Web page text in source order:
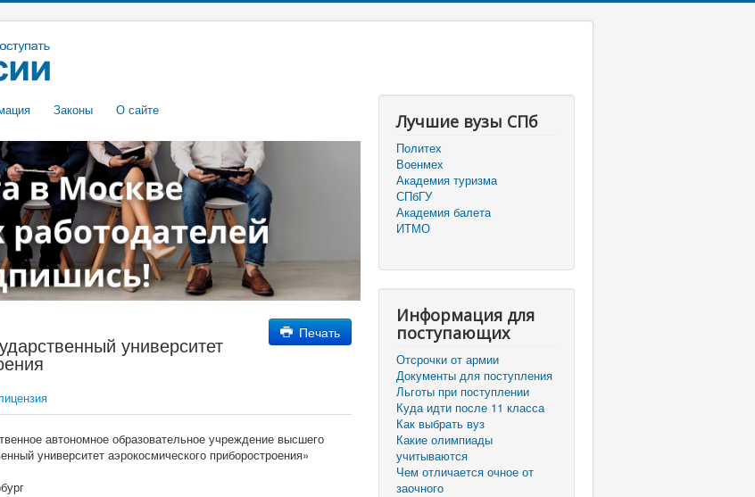
Законы О сайте
Печать
университет
автономное образовательное учреждение высшего
университет аэрокосмического приборостроения»
Лучшие вузы СПб
Политех
Военмех
Академия туризма
СПбГУ
Академия балета
ИТМО
Информация для
поступающих
Отсрочки от армии
Документы для поступления
Льготы при поступлении
Куда идти после 11 класса
Как выбрать вуз
Какие олимпиады
учитываются
Чем отличается очное от
заочного